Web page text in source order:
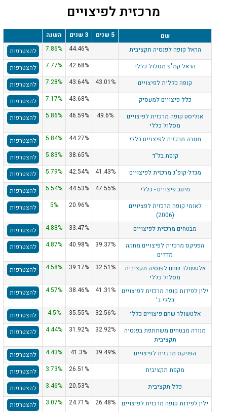
מרכזית לפיצויים
שם 5 שנים 3 שנים
השנה
הראל קופה לפנסיה תקציבית
44.46%
7.86%
להצטרפות
הראל קמ"פ מסלול כללי
42.68%
7.77%
להצטרפות
קופה כללית לפיצויים
43.01%
43.64%
7.28%
להצטרפות
כלל פיצויים למעסיק
43.68%
7.17%
להצטרפות
אנליסט קופה מרכזית לפיצויים
מסלול כללי
49.6%
46.59%
5.86% להצטרפות
מנורה מרכזית לפיצויים כללי 44.27%
5.84%
להצטרפות
קופת בל"ד
38.65%
5.83%
להצטרפות
מגדל-קופ"ג מרכזית לפיצויים
41.43%
42.54%
5.79%
להצטרפות
מיטב פיצויים - כללי
47.55%
44.53%
5.54%
להצטרפות
לאומי קופה מרכזית לפציויים
(2006)
20.96%
5% להצטרפות
מבטחים מרכזית לפיצויים 33.47%
4.88%
להצטרפות
הפניקס מרכזית לפיצויים מחקה
מדדים
39.37%
40.98%
4.87% להצטרפות
אלטשולר שחם לפנסיה תקציבית
מסלול כללי
32.51%
39.17%
4.58% להצטרפות
ילין לפידות קופה מרכזית לפיצויים
כללי ב'
41.31%
38.46%
4.57% להצטרפות
אלטשולר שחם פיצויים כללי 32.56%
35.55%
4.5%
להצטרפות
מנורה מבטחים משתתפת בפנסיה
תקציבית
32.92%
31.92%
4.44% להצטרפות
הפניקס מרכזית לפיצויים 39.49%
41.3%
4.43%
להצטרפות
מקפת תקציבית
26.51%
3.73%
להצטרפות
כלל תקציבית
20.53%
3.46%
להצטרפות
ילין לפידות קופה מרכזית לפיצויים
26.48%
24.71%
3.07%
להצטרפות